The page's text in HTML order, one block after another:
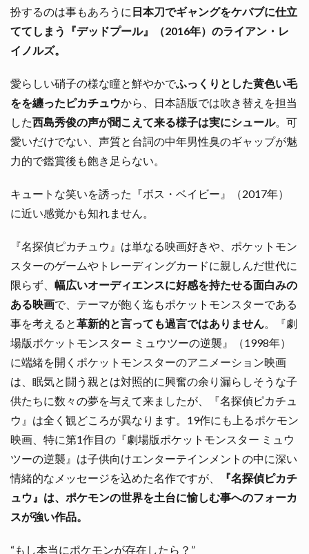
扮するのは事もあろうに 日本刀でギャングをケバブに仕立
ててしまう『デッドプール』（2016年）のライアン・レ
イノルズ。
愛らしい硝子の様な瞳と鮮やかでふっくりとした黄色い毛
をを纏ったピカチュウから、日本語版では吹き替えを担当
した西島秀俊の声が聞こえて来る様子は実にシュール。可
愛いだけでない、声質と台詞の中年男性臭のギャップが魅
力的で鑑賞後も飽き足らない。
キュートな笑いを誘った『ボス・ベイビー』（2017年）
に近い感覚かも知れません。
『名探偵ピカチュウ』は単なる映画好きや、ポケットモン
スターのゲームやトレーディングカードに親しんだ世代に
限らず、 幅広いオーディエンスに好感を持たせる面白みの
ある映画で、テーマが飽く迄もポケットモンスターである
事を考えると革新的と言っても過言ではありません。『劇
場版ポケットモンスター ミュウツーの逆襲』（1998年）
に端緒を開くポケットモンスターのアニメーション映画
は、眠気と闘う親とは対照的に興奮の余り漏らしそうな子
供たちに数々の夢を与えて来ましたが、『名探偵ピカチュ
ウ』は全く観どころが異なります。19作にも上るポケモン
映画、特に第1作目の『劇場版ポケットモンスター ミュウ
ツーの逆襲』は子供向けエンターテインメントの中に深い
情緒的なメッセージを込めた名作ですが、
『名探偵ピカチ
ュウ』は、ポケモンの世界を土台に愉しむ事へのフォーカ
スが強い作品。
“もし本当にポケモンが存在したら？”